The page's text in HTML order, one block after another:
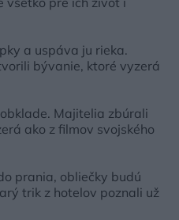
a uspáva ju rieka.
bývanie, ktoré vyzerá
Majitelia zbúrali
ako z filmov svojského
prania, obliečky budú
trik z hotelov poznali už